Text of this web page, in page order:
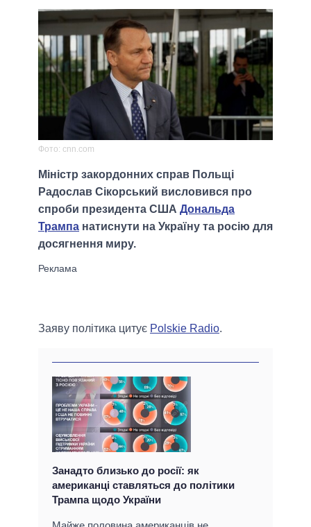
Фото: cnn.com
Міністр закордонних справ Польщі
Радослав Сікорський висловився про
спроби президента США Дональда
Трампа натиснути на Україну та росію для
досягнення миру.
Заяву політика цитує Polskie Radio.
Занадто близько до росії: як
американці ставляться до політики
Трампа щодо України